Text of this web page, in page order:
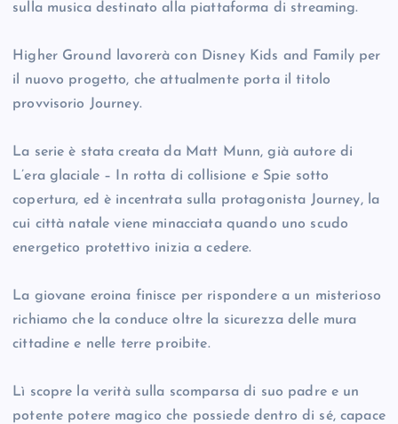
sulla musica destinato alla piattaforma di streaming.
Higher Ground lavorerà con Disney Kids and Family per
il nuovo progetto, che attualmente porta il titolo
provvisorio Journey.
La serie è stata creata da Matt Munn, già autore di
L’era glaciale – In rotta di collisione e Spie sotto
copertura, ed è incentrata sulla protagonista Journey, la
cui città natale viene minacciata quando uno scudo
energetico protettivo inizia a cedere.
La giovane eroina finisce per rispondere a un misterioso
richiamo che la conduce oltre la sicurezza delle mura
cittadine e nelle terre proibite.
Lì scopre la verità sulla scomparsa di suo padre e un
potente potere magico che possiede dentro di sé, capace